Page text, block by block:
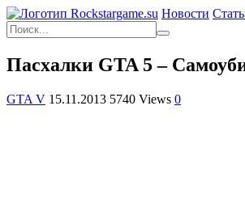
Новости
Пасхалки GTA 5 –
GTA V 15.11.2013 5740 Views 0